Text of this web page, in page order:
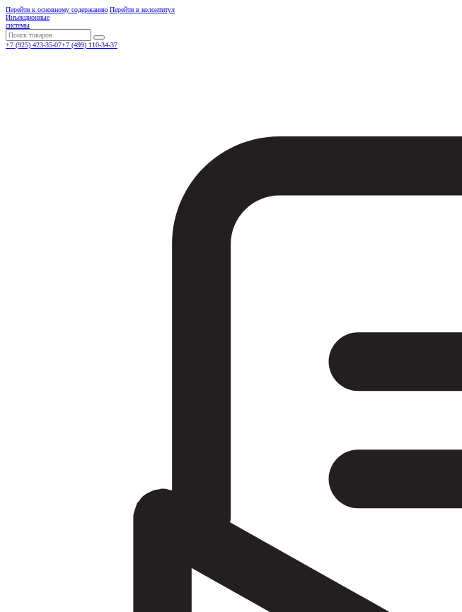
Перейти к основному содержанию Перейти в колонтитул
Инъекционные
системы
Поиск
+7 (925) 423-35-07+7 (499) 110-34-37